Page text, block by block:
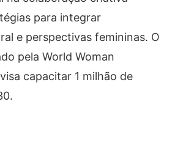
para integrar
e perspectivas femininas. O
pela World Woman
capacitar 1 milhão de